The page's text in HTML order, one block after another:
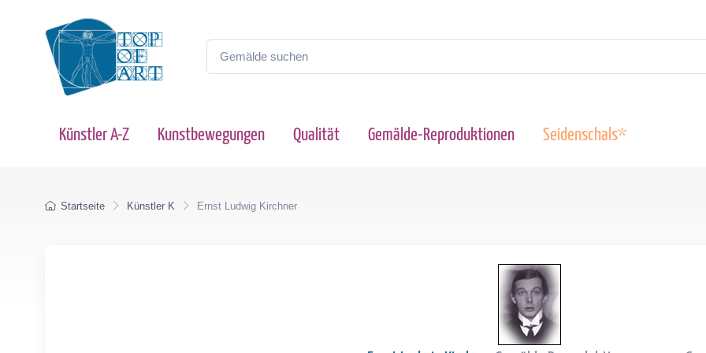
Künstler A-Z Kunstbewegungen Qualität Gemälde-Reproduktionen Seidenschals*
Startseite Künstler K Ernst Ludwig Kirchner